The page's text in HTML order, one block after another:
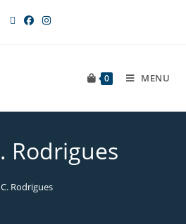
0 MENU
Rodrigues
Rodrigues